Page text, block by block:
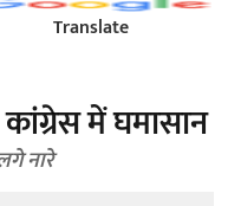
Translate
में घमासान
नारे